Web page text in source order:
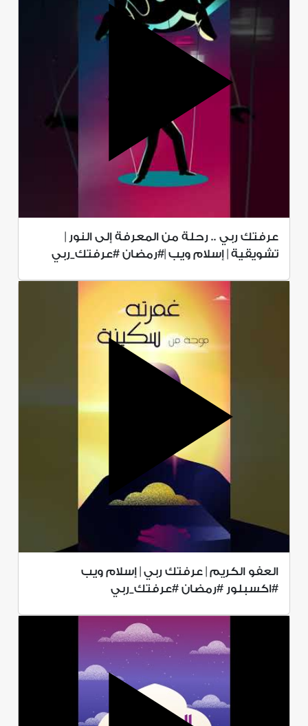
عرفتك ربي .. رحلة من المعرفة إلى النور |
تشويقية | إسلام ويب |#رمضان #عرفتك_ربي
العفو الكريم | عرفتك ربي | إسلام ويب
#اكسبلور #رمضان #عرفتك_ربي